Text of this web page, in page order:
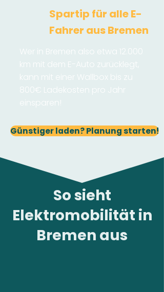
Spartip für alle E-
Fahrer aus Bremen
Wer in Bremen also etwa 12.000
km mit dem E-Auto zurücklegt,
kann mit einer Wallbox bis zu
800€ Ladekosten pro Jahr
einsparen!
Günstiger laden? Planung starten!
So sieht
Elektromobilität in
Bremen aus